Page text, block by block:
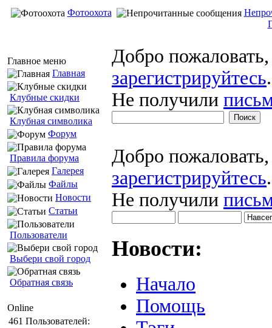
Фотоохота
Главное меню
Главная
Клубные скидки
Клубная символика
Форум
Правила форума
Галерея
Файлы
Новости
Статьи
Пользователи
Выбери свой город
Обратная связь
Online
461 Пользователей:
Добро
зарегистрируйтесь.
Не получили
Добро
зарегистрируйтесь.
Не получили
Новости:
Начало
Помощь